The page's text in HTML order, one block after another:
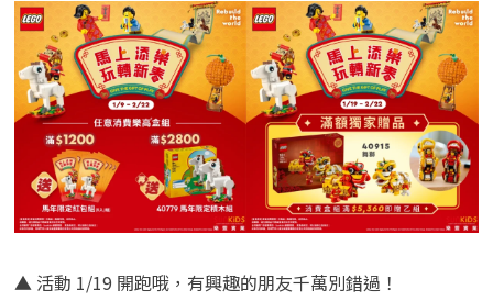
▲ 活動 1/19 開跑哦，有興趣的朋友千萬別錯過！